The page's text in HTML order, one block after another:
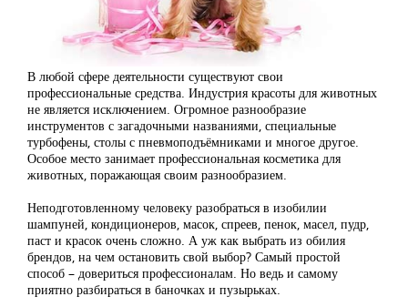
В любой сфере деятельности существуют свои
профессиональные средства. Индустрия красоты для животных
не является исключением. Огромное разнообразие
инструментов с загадочными названиями, специальные
турбофены, столы с пневмоподъёмниками и многое другое.
Особое место занимает профессиональная косметика для
животных, поражающая своим разнообразием.
Неподготовленному человеку разобраться в изобилии
шампуней, кондиционеров, масок, спреев, пенок, масел, пудр,
паст и красок очень сложно. А уж как выбрать из обилия
брендов, на чем остановить свой выбор? Самый простой
способ – довериться профессионалам. Но ведь и самому
приятно разбираться в баночках и пузырьках.